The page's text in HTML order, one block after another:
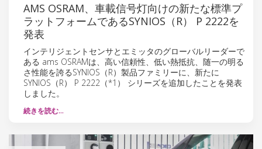
AMS OSRAM、車載信号灯向けの新たな標準プ
ラットフォームであるSYNIOS（R） P 2222を
発表
インテリジェントセンサとエミッタのグローバルリーダーで
ある ams OSRAMは、高い信頼性、低い熱抵抗、随一の明る
さ性能を誇るSYNIOS（R）製品ファミリーに、新たに
SYNIOS（R） P 2222（*1） シリーズを追加したことを発表
しました。
続きを読む…